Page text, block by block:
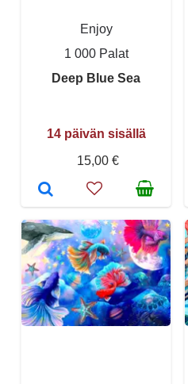
Enjoy
1 000 Palat
Deep Blue Sea
14 päivän sisällä
15,00 €